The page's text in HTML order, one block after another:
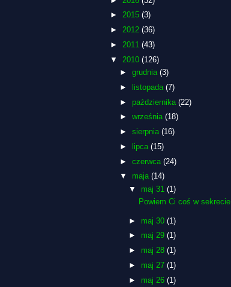
► 2015 (3)
► 2012 (36)
► 2011 (43)
▼ 2010 (126)
► grudnia (3)
►
listopada (7)
► października (22)
► września (18)
► sierpnia (16)
►
lipca (15)
► czerwca (24)
▼ maja (14)
▼ maj 31(1)
Powiem Ci coś w sekrecie
► maj 30(1)
► maj 29(1)
► maj 28(1)
► maj 27(1)
► maj 26(1)